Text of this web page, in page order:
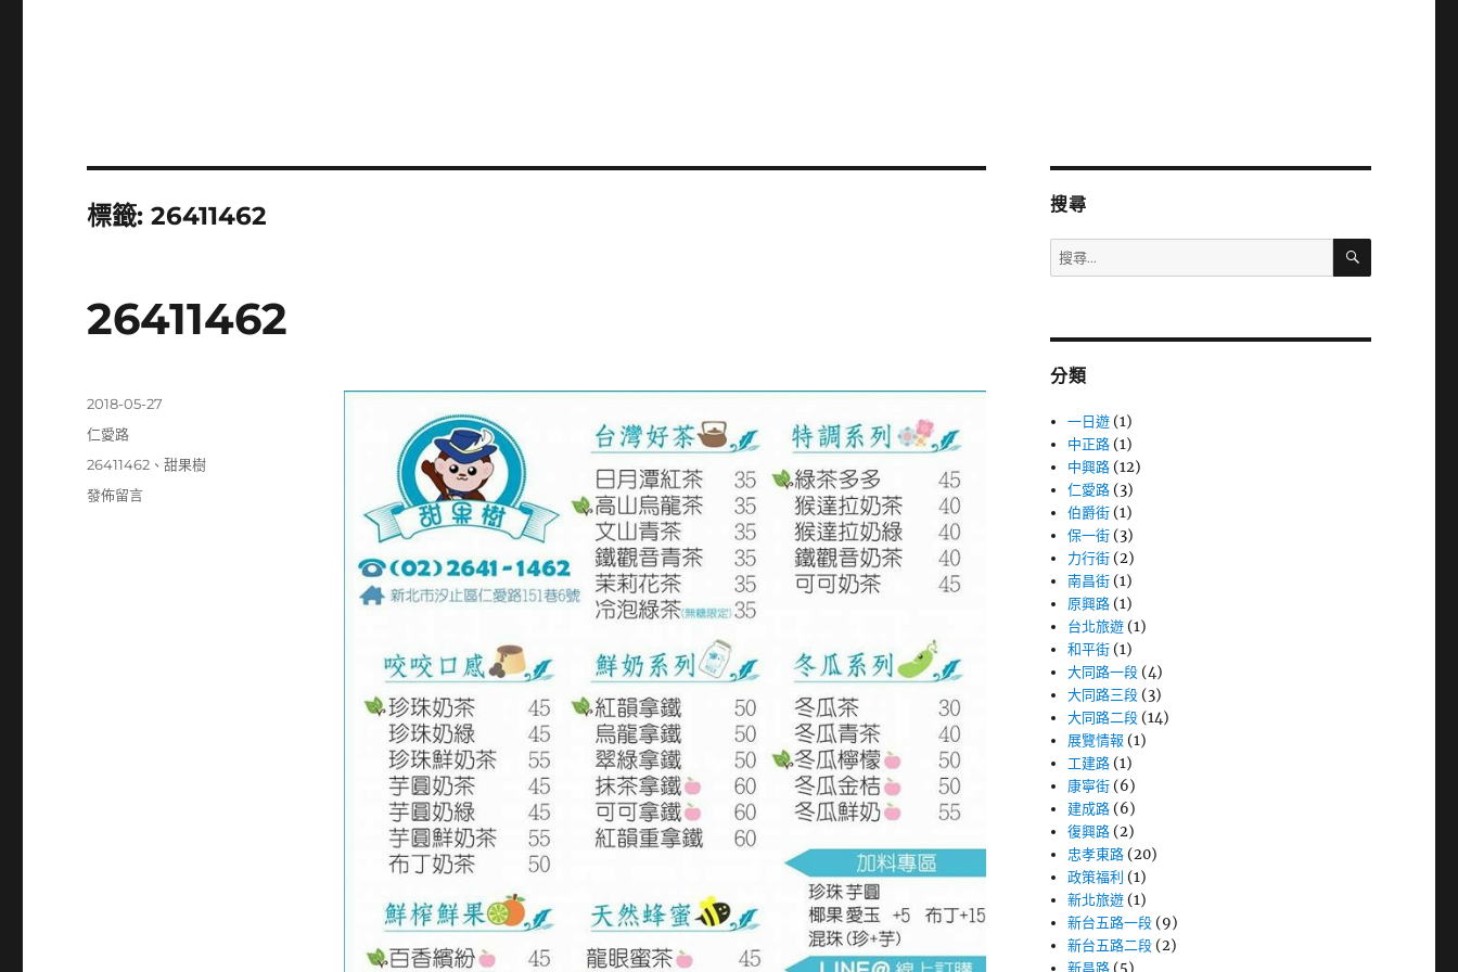
標籤:26411462
26411462
發
佈
期:
2018-05-27
分
仁愛路
標
籤
26411462 、甜果樹
在
發佈留言
搜尋
搜
尋
字:
搜
分類
一日遊 (1)
中正路 (1)
中興路 (12)
仁愛路 (3)
伯爵街 (1)
保一街 (3)
力行街 (2)
南昌街 (1)
原興路 (1)
台北旅遊 (1)
和平街 (1)
大同路一段 (4)
大同路三段 (3)
大同路二段 (14)
展覽情報 (1)
工建路 (1)
康寧街 (6)
建成路 (6)
復興路 (2)
忠孝東路 (20)
政策福利 (1)
新北旅遊 (1)
新台五路一段 (9)
新台五路二段 (2)
新昌路 (5)